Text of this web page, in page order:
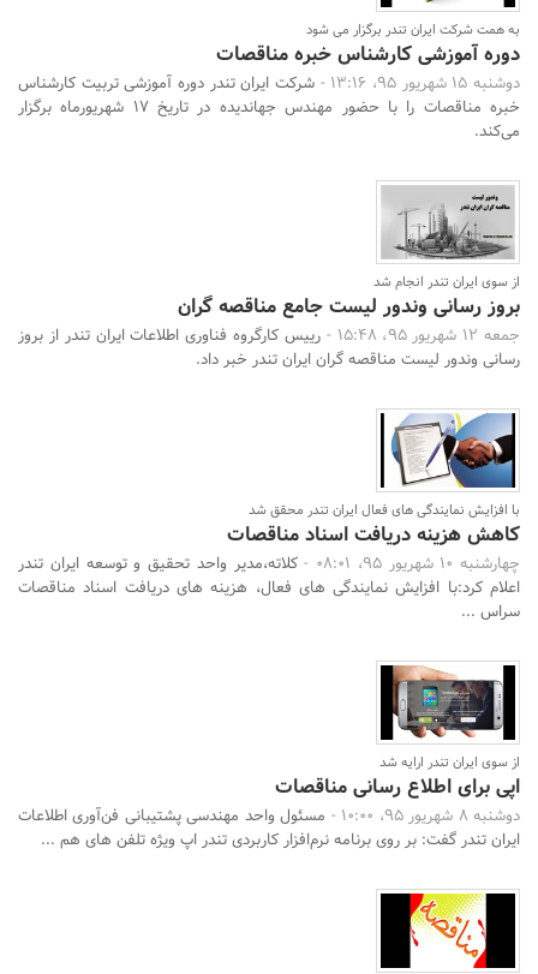
به همت شرکت ایران تندر برگزار می شود
دوره آموزشی کارشناس خبره مناقصات
دوشنبه 15 شهریور 95، 13:16 -
شرکت ایران تندر دوره آموزشی تربیت کارشناس
خبره مناقصات را با حضور مهندس جهاندیده در تاریخ 17 شهریورماه برگزار
می‌کند.
از سوی ایران تندر انجام شد
بروز رسانی وندور لیست جامع مناقصه گران
جمعه 12 شهریور 95، 15:48 -
رییس کارگروه فناوری اطلاعات ایران تندر از بروز
رسانی وندور لیست مناقصه گران ایران تندر خبر داد.
با افزایش نمایندگی های فعال ایران تندر محقق شد
کاهش هزینه دریافت اسناد مناقصات
چهارشنبه 10 شهریور 95، 08:01 -
کلاته،‌مدیر واحد تحقیق و توسعه ایران تندر
اعلام کرد:با افزایش نمایندگی های فعال، هزینه های دریافت اسناد مناقصات
سراس ...
از سوی ایران تندر ارایه شد
اپی برای اطلاع رسانی مناقصات
دوشنبه 8 شهریور 95، 10:00 -
مسئول واحد مهندسی پشتیبانی فن‌آوری اطلاعات
ایران تندر گفت: بر روی برنامه نرم‌افزار کاربردی تندر اپ ویژه تلفن های هم ...